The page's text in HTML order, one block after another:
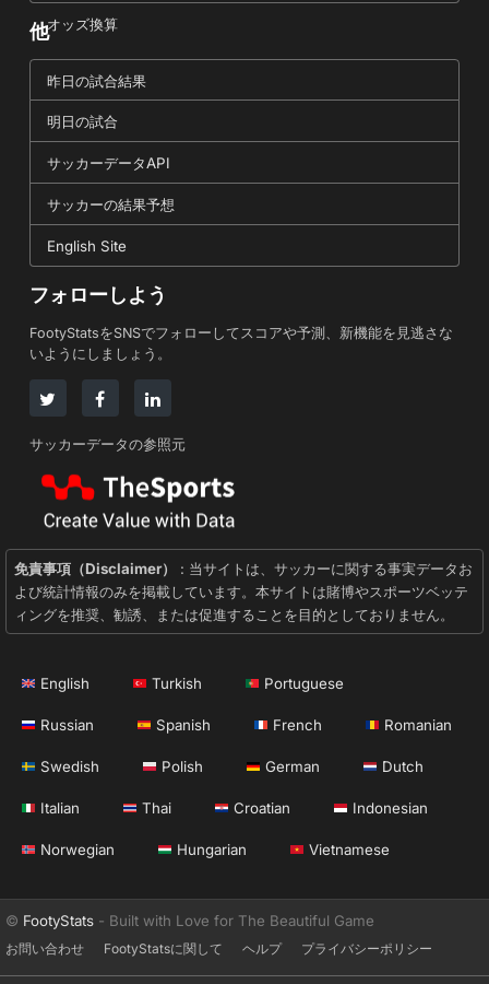
オッズ換算
他
昨日の試合結果
明日の試合
サッカーデータAPI
サッカーの結果予想
English Site
フォローしよう
FootyStatsをSNSでフォローしてスコアや予測、新機能を見逃さな
いようにしましょう。
サッカーデータの参照元
免責事項（Disclaimer）
: 当サイトは、サッカーに関する事実データお
よび統計情報のみを掲載しています。本サイトは賭博やスポーツベッテ
ィングを推奨、勧誘、または促進することを目的としておりません。
English Turkish Portuguese
Russian Spanish French Romanian
Swedish Polish German Dutch
Italian Thai Croatian Indonesian
Norwegian Hungarian Vietnamese
© FootyStats - Built with Love for The Beautiful Game
お問い合わせ FootyStatsに関して ヘルプ プライバシーポリシー